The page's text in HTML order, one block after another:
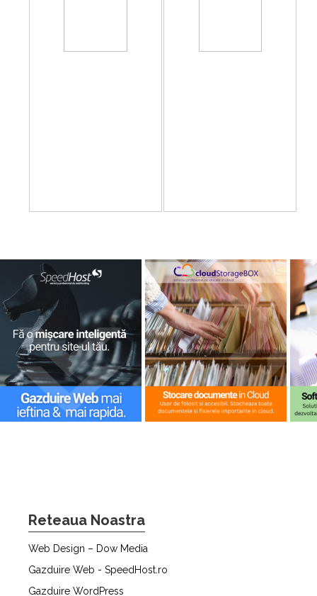
Reteaua Noastra
Web Design – Dow Media
Gazduire Web - SpeedHost.ro
Gazduire WordPress